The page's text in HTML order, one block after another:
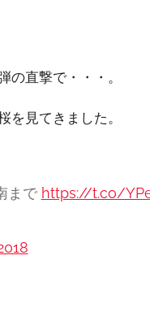
直撃で・・・。
を見てきました。
まで https://t.co/